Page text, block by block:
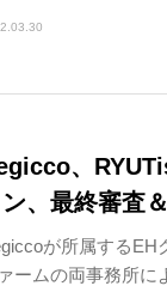
、
ン、最終審査
が所属するEH
ームの両事務所に